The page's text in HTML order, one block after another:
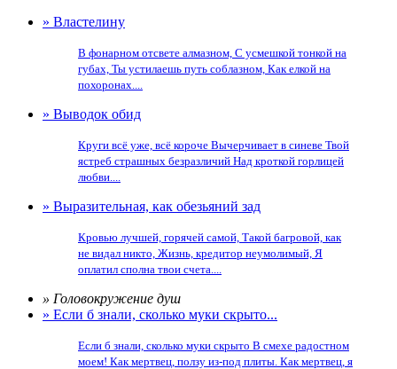
» Властелину
В фонарном отсвете алмазном, С усмешкой тонкой на
губах, Ты устилаешь путь соблазном, Как елкой на
похоронах....
» Выводок обид
Круги всё уже, всё короче Вычерчивает в синеве Твой
ястреб страшных безразличий Над кроткой горлицей
любви....
» Выразительная, как обезьяний зад
Кровью лучшей, горячей самой, Такой багровой, как
не видал никто, Жизнь, кредитор неумолимый, Я
оплатил сполна твои счета....
» Головокружение душ
» Если б знали, сколько муки скрыто...
Если б знали, сколько муки скрыто В смехе радостном
моем! Как мертвец, ползу из-под плиты. Как мертвец, я